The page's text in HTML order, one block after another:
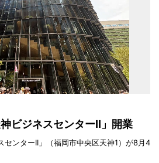
ビジネスセンターII」開業
センターII」（福岡市中央区天神1）が8月4